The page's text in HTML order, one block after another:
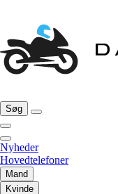
Søg
Nyheder
Hovedtelefoner
Mand
Kvinde